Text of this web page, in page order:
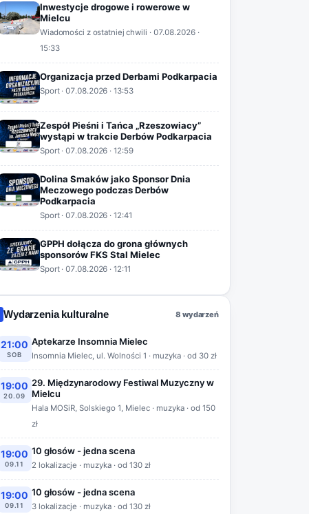
Inwestycje drogowe i rowerowe w
Mielcu
Wiadomości z ostatniej chwili · 07.08.2026·
15:33
Organizacja przed Derbami Podkarpacia
Sport·07.08.2026 · 13:53
Zespół Pieśni i Tańca „Rzeszowiacy”
wystąpi w trakcie Derbów Podkarpacia
Sport·07.08.2026 · 12:59
Dolina Smaków jako Sponsor Dnia
Meczowego podczas Derbów
Podkarpacia
Sport·07.08.2026 · 12:41
GPPH dołącza do grona głównych
sponsorów FKS Stal Mielec
Sport·07.08.2026 · 12:11
Wydarzenia kulturalne 8 wydarzeń
21:00
SOB
Aptekarze Insomnia Mielec
Insomnia Mielec, ul. Wolności 1 · muzyka · od 30 zł
19:00
20.09
29. Międzynarodowy Festiwal Muzyczny w
Mielcu
Hala MOSiR, Solskiego 1, Mielec · muzyka · od 150
zł
19:00
09.11
10 głosów - jedna scena
2 lokalizacje · muzyka · od 130 zł
19:00
09.11
10 głosów - jedna scena
3 lokalizacje · muzyka · od 130 zł